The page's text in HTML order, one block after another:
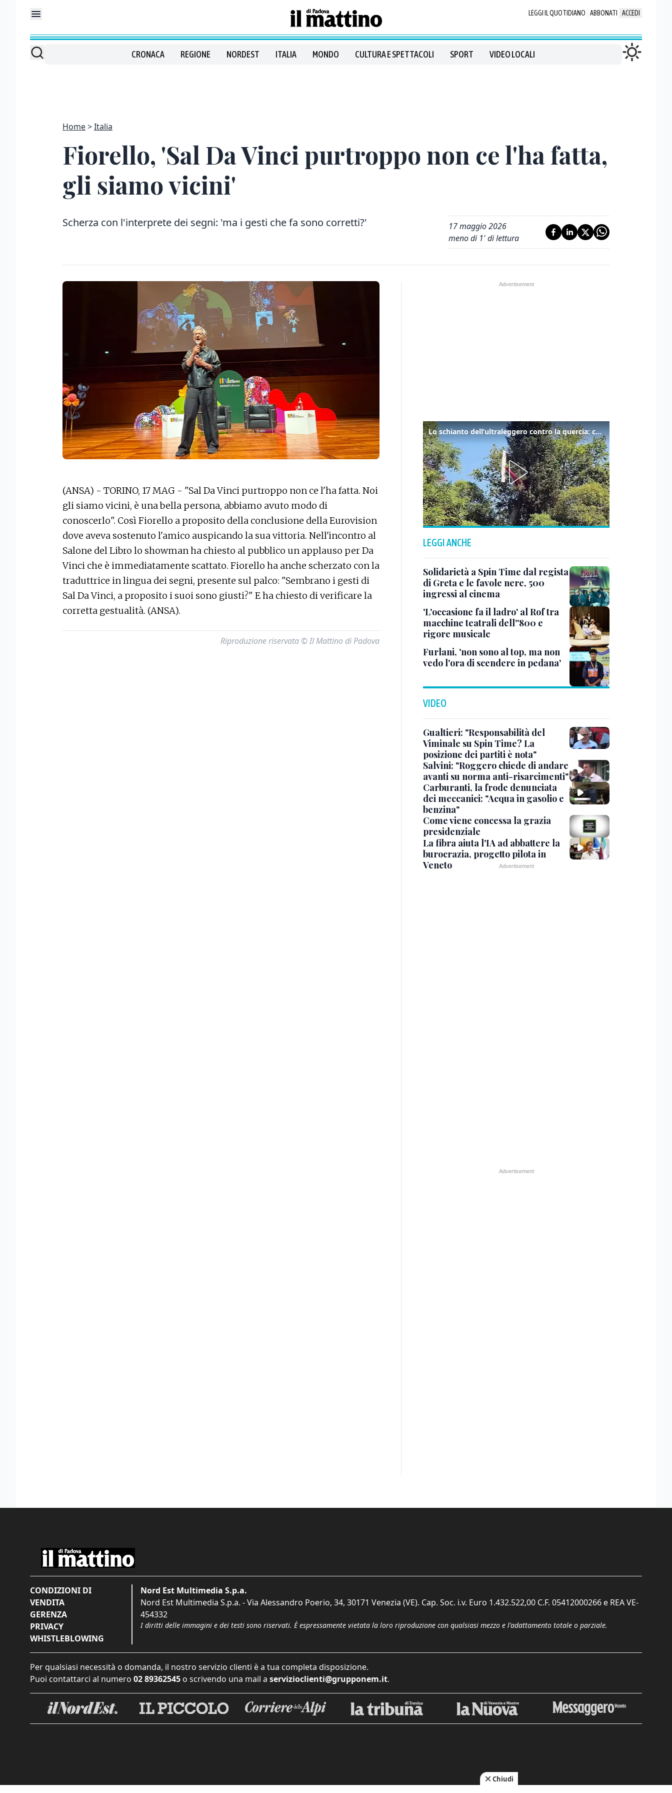
LEGGI IL QUOTIDIANO ABBONATI ACCEDI
CRONACA REGIONE NORDEST ITALIA MONDO CULTURA E SPETTACOLI SPORT VIDEO LOCALI
Home Italia
Fiorello, 'Sal Da Vinci purtroppo non ce l'ha fatta,
gli siamo vicini'
Scherza con l'interprete dei segni: 'ma i gesti che fa sono corretti?'
17 maggio 2026
meno di 1' di lettura
(ANSA) - TORINO, 17 MAG - "Sal Da Vinci purtroppo non ce l'ha fatta. Noi
gli siamo vicini, è una bella persona, abbiamo avuto modo di
conoscerlo". Così Fiorello a proposito della conclusione della Eurovision
dove aveva sostenuto l'amico auspicando la sua vittoria. Nell'incontro al
Salone del Libro lo showman ha chiesto al pubblico un applauso per Da
Vinci che è immediatamente scattato. Fiorello ha anche scherzato con la
traduttrice in lingua dei segni, presente sul palco: "Sembrano i gesti di
Sal Da Vinci, a proposito i suoi sono giusti?" E ha chiesto di verificare la
corretta gestualità. (ANSA).
Riproduzione riservata © Il Mattino di Padova
Lo schianto dell’ultraleggero contro la quercia: cosa è successo a Rivarotta
LEGGI ANCHE
Solidarietà a Spin Time dal regista
di Greta e le favole nere, 500
ingressi al cinema
'L'occasione fa il ladro' al Rof tra
macchine teatrali dell''800 e
rigore musicale
Furlani, 'non sono al top, ma non
vedo l'ora di scendere in pedana'
VIDEO
Gualtieri: "Responsabilità del
Viminale su Spin Time? La
posizione dei partiti è nota"
Salvini: "Roggero chiede di andare
avanti su norma anti-risarcimenti"
Carburanti, la frode denunciata
dei meccanici: "Acqua in gasolio e
benzina"
Come viene concessa la grazia
presidenziale
La fibra aiuta l'IA ad abbattere la
burocrazia, progetto pilota in
Veneto
CONDIZIONI DI
VENDITA
GERENZA
PRIVACY
WHISTLEBLOWING
Nord Est Multimedia S.p.a.
Nord Est Multimedia S.p.a. - Via Alessandro Poerio, 34, 30171 Venezia (VE). Cap. Soc. i.v. Euro 1.432.522,00 C.F. 05412000266 e REA VE-
454332
I diritti delle immagini e dei testi sono riservati. È espressamente vietata la loro riproduzione con qualsiasi mezzo e l'adattamento totale o parziale.
Per qualsiasi necessità o domanda, il nostro servizio clienti è a tua completa disposizione.
Puoi contattarci al numero 02 89362545 o scrivendo una mail a servizioclienti@grupponem.it.
Chiudi